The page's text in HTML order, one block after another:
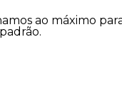
ao máximo